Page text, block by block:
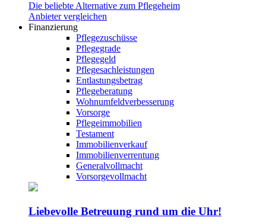
Die beliebte Alternative zum Pflegeheim
Anbieter vergleichen
Finanzierung
Pflegezuschüsse
Pflegegrade
Pflegegeld
Pflegesachleistungen
Entlastungsbetrag
Pflegeberatung
Wohnumfeldverbesserung
Vorsorge
Pflegeimmobilien
Testament
Immobilienverkauf
Immobilienverrentung
Generalvollmacht
Vorsorgevollmacht
Liebevolle Betreuung rund um die Uhr!